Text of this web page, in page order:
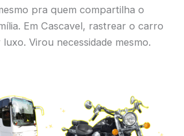
pra quem compartilha o
Em Cascavel, rastrear o carro
Virou necessidade mesmo.